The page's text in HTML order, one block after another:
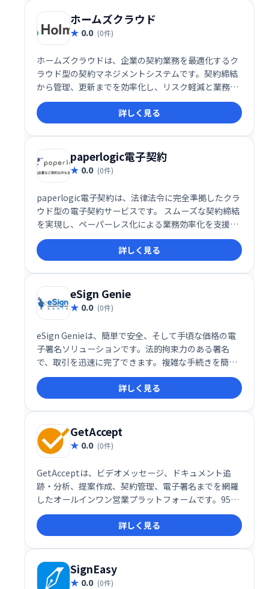
ホームズクラウド
0.0 (0件)
ホームズクラウドは、企業の契約業務を最適化するク
ラウド型の契約マネジメントシステムです。契約締結
から管理、更新までを効率化し、リスク軽減と業務改
善を実現します。契約に関する課題を解決し、ビジネ
スの成長を支援します。詳しく見る
paperlogic電子契約
0.0 (0件)
paperlogic電子契約は、法律法令に完全準拠したクラ
ウド型の電子契約サービスです。 スムーズな契約締結
を実現し、ペーパーレス化による業務効率化を支援し
ます。 煩雑な紙ベースの契約業務から解放され、コス
ト削減と迅速なビジネス展開に貢献します。
詳しく見る
eSign Genie
0.0 (0件)
eSign Genieは、簡単で安全、そして手頃な価格の電
子署名ソリューションです。法的拘束力のある署名
で、取引を迅速に完了できます。複雑な手続きを簡素
化し、時間とコストを節約。スムーズなビジネス運営
を実現します。
詳しく見る
GetAccept
0.0 (0件)
GetAcceptは、ビデオメッセージ、ドキュメント追
跡・分析、提案作成、契約管理、電子署名までを網羅
したオールインワン営業プラットフォームです。9500
社以上が導入し、営業、人事、顧客成功など様々なチ
ームの業務効率化を支援します。 提案から契約締結ま
でをスムーズに管理し、売上向上に貢献します。
詳しく見る
SignEasy
0.0 (0件)